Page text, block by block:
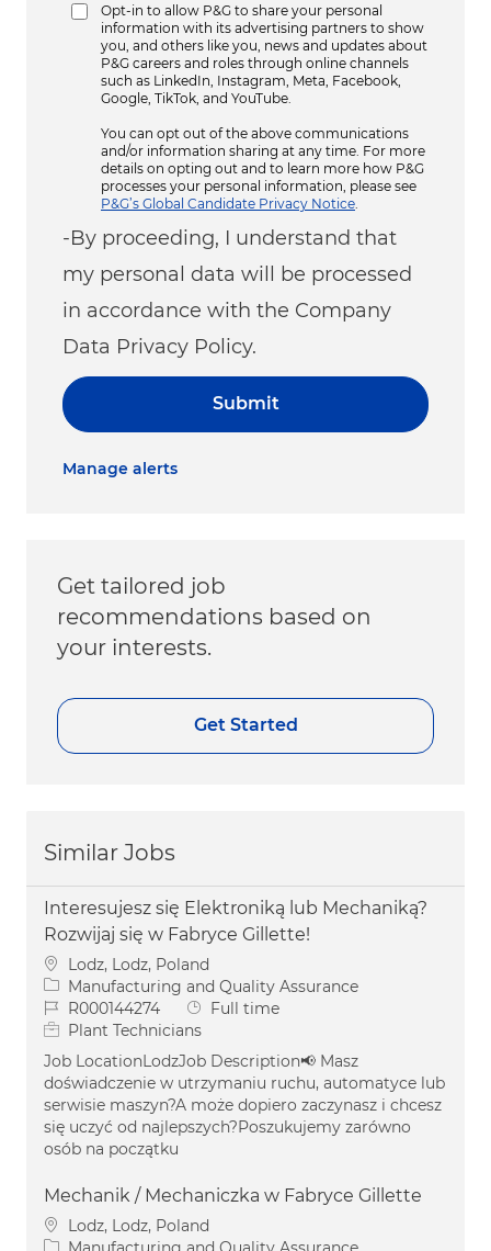
Opt-in to allow P&G to share your personal
information with its advertising partners to show
you, and others like you, news and updates about
P&G careers and roles through online channels
such as LinkedIn, Instagram, Meta, Facebook,
Google, TikTok, and YouTube.
You can opt out of the above communications
and/or information sharing at any time. For more
details on opting out and to learn more how P&G
processes your personal information, please see
P&G’s Global Candidate Privacy Notice
-By proceeding, I understand that
my personal data will be processed
in accordance with the Company
Data Privacy Policy.
Submit
Manage alerts
Get tailored job
recommendations based on
your interests.
Get Started
Similar Jobs
Interesujesz się Elektroniką lub Mechaniką?
Rozwijaj się w Fabryce Gillette!
Location
Lodz, Lodz, Poland
Category
Manufacturing and Quality Assurance
Job IdR000144274 Job Type
Full time
Plant Technicians
Job LocationLodzJob Description📢 Masz
doświadczenie w utrzymaniu ruchu, automatyce lub
serwisie maszyn?A może dopiero zaczynasz i chcesz
się uczyć od najlepszych?Poszukujemy zarówno
osób na początku
Mechanik / Mechaniczka w Fabryce Gillette
Location
Lodz, Lodz, Poland
Category